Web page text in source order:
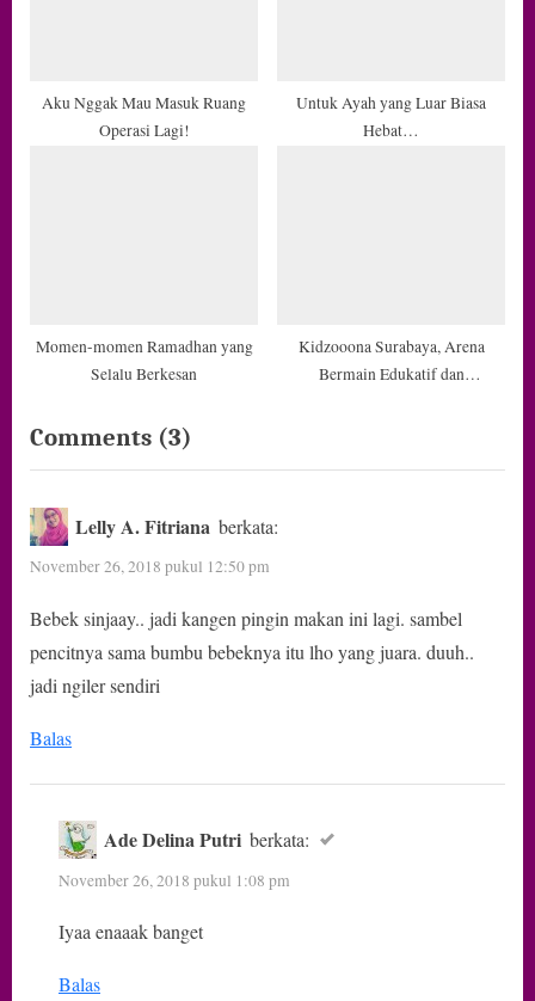
Aku Nggak Mau Masuk Ruang
Operasi Lagi!
Untuk Ayah yang Luar Biasa
Hebat…
Momen-momen Ramadhan yang
Selalu Berkesan
Kidzooona Surabaya, Arena
Bermain Edukatif dan
Comments (3)
“5
Makanan
Minumannya
Lelly A. Fitriana berkata:
November 26, 2018 pukul 12:50 pm
Bebek sinjaay.. jadi kangen pingin makan ini lagi. sambel
pencitnya sama bumbu bebeknya itu lho yang juara. duuh..
jadi ngiler sendiri
Balas
Ade Delina Putri berkata:
November 26, 2018 pukul 1:08 pm
Iyaa enaaak banget
Balas